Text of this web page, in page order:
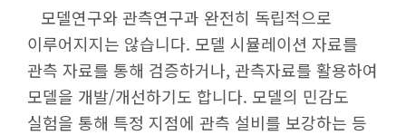
모델연구와 관측연구과 완전히 독립적으로
이루어지지는 않습니다. 모델 시뮬레이션 자료를
관측 자료를 통해 검증하거나, 관측자료를 활용하여
모델을 개발/개선하기도 합니다. 모델의 민감도
실험을 통해 특정 지점에 관측 설비를 보강하는 등